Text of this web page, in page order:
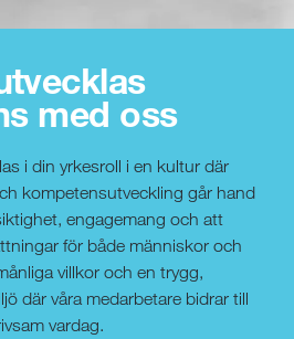
med oss
i din yrkesroll i en kultur där
kompetensutveckling går hand
engagemang och att
för både människor och
villkor och en trygg,
där våra medarbetare bidrar till
vardag.